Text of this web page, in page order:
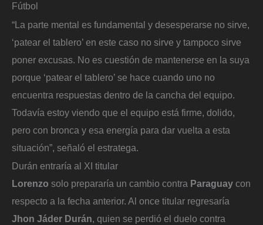
Fútbol
“La parte mental es fundamental y desesperarse no sirve,
‘patear el tablero’ en este caso no sirve y tampoco sirve
poner excusas. No es cuestión de mantenerse en la suya
porque ‘patear el tablero’ se hace cuando uno no
encuentra respuestas dentro de la cancha del equipo.
Todavía estoy viendo que el equipo está firme, dolido,
pero con bronca y esa energía para dar vuelta a esta
situación”, señaló el estratega.
Durán entraría al XI titular
Lorenzo solo prepararía un cambio contra Paraguay con
respecto a la fecha anterior. Al once titular regresaría
Jhon Jáder Durán, quien se perdió el duelo contra